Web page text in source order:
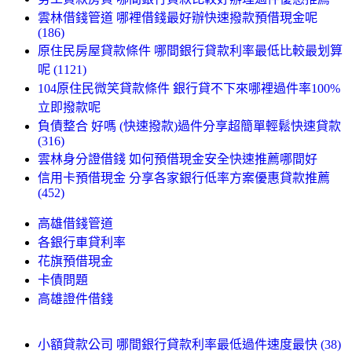
雲林借錢管道 哪裡借錢最好辦快速撥款預借現金呢
(186)
原住民房屋貸款條件 哪間銀行貸款利率最低比較最划算
呢 (1121)
104原住民微笑貸款條件 銀行貸不下來哪裡過件率100%
立即撥款呢
負債整合 好嗎 (快速撥款)過件分享超簡單輕鬆快速貸款
(316)
雲林身分證借錢 如何預借現金安全快速推薦哪間好
信用卡預借現金 分享各家銀行低率方案優惠貸款推薦
(452)
高雄借錢管道
各銀行車貸利率
花旗預借現金
卡債問題
高雄證件借錢
小額貸款公司 哪間銀行貸款利率最低過件速度最快 (38)